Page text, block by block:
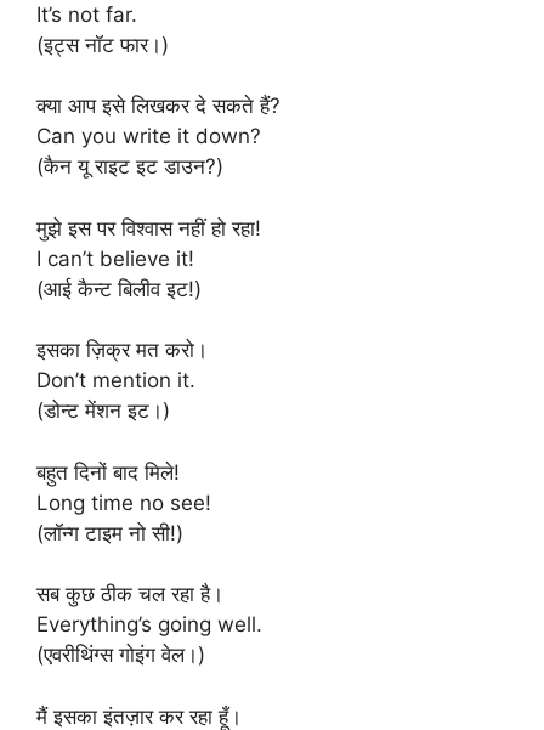
It’s not far.
(इट्स नॉट फार।)
क्या आप इसे लिखकर दे सकते हैं?
Can you write it down?
(कैन यू राइट इट डाउन?)
मुझे इस पर विश्वास नहीं हो रहा!
I can’t believe it!
(आई कैन्ट बिलीव इट!)
इसका ज़िक्र मत करो।
Don’t mention it.
(डोन्ट मेंशन इट।)
बहुत दिनों बाद मिले!
Long time no see!
(लॉन्ग टाइम नो सी!)
सब कुछ ठीक चल रहा है।
Everything’s going well.
(एवरीथिंग्स गोइंग वेल।)
मैं इसका इंतज़ार कर रहा हूँ।